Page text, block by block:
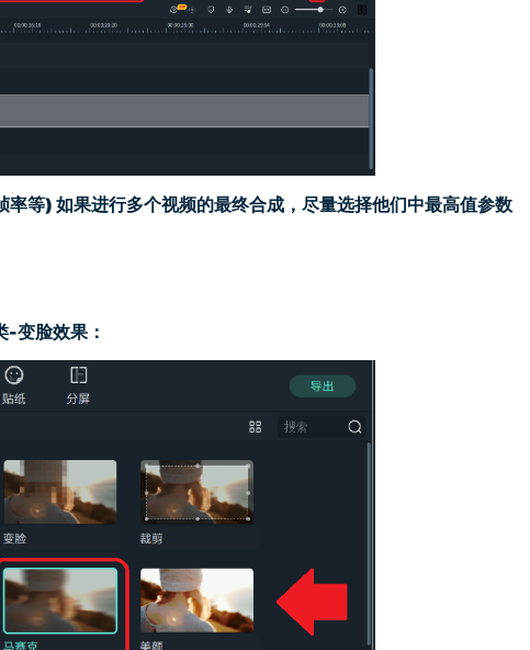
率等) 如果进行多个视频的最终合成 ， 尽量选择他们中最高值参数
-变脸效果：